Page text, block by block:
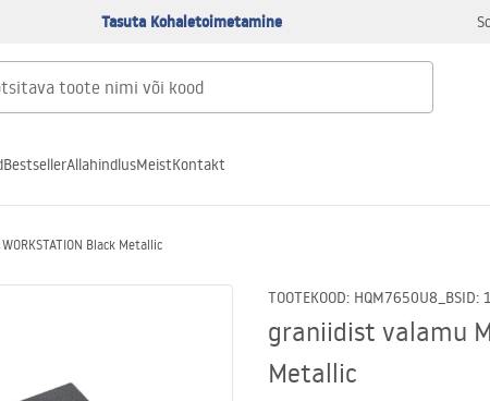
Tasuta Kohaletoimetamine
BestsellerAllahindlusMeistKontakt
Black Metallic
TOOTEKOOD: HQM7650U8_BSID:
graniidist valamu
Metallic